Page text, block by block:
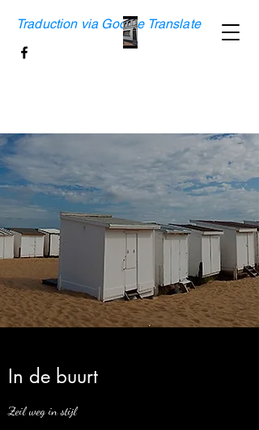
Traduction via Google Translate
In de buurt
Zeil weg in stijl